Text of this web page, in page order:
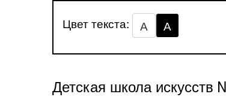
Цвет текста: А А
Детская школа искусств